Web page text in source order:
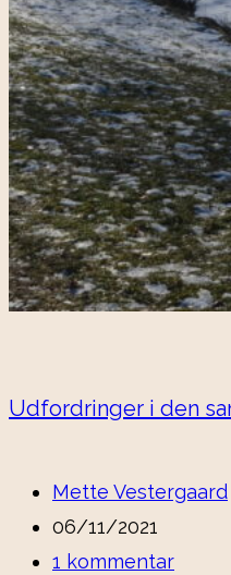
Udfordringer i den
Post
author:
Mette Vestergaard
Post
published:
06/11/2021
Post
1 kommentar